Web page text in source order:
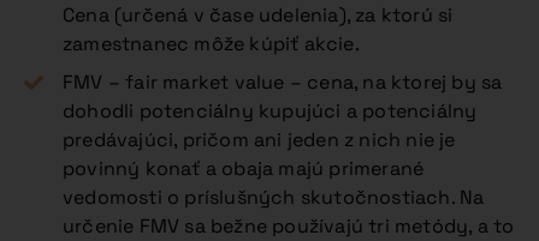
Cena (určená v čase udelenia), za ktorú si
zamestnanec môže kúpiť akcie.
FMV – fair market value – cena, na ktorej by sa
dohodli potenciálny kupujúci a potenciálny
predávajúci, pričom ani jeden z nich nie je
povinný konať a obaja majú primerané
vedomosti o príslušných skutočnostiach. Na
určenie FMV sa bežne používajú tri metódy, a to